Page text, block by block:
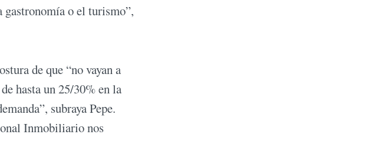
gastronomía o el turismo”,
de que “no vayan a
hasta un 25/30% en la
subraya Pepe.
Inmobiliario nos